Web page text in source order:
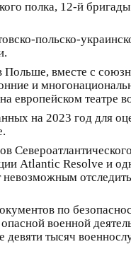
полка, 12-й
польско-
вместе с
и
европейском театре
на 2023 год для
Atlantic Resolve и
по
военной
девяти тысяч